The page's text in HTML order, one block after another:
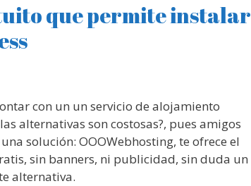
que permite instalar
con un un servicio de alojamiento
alternativas son costosas?, pues amigos
solución: OOOWebhosting, te ofrece el
sin banners, ni publicidad, sin duda un
alternativa.